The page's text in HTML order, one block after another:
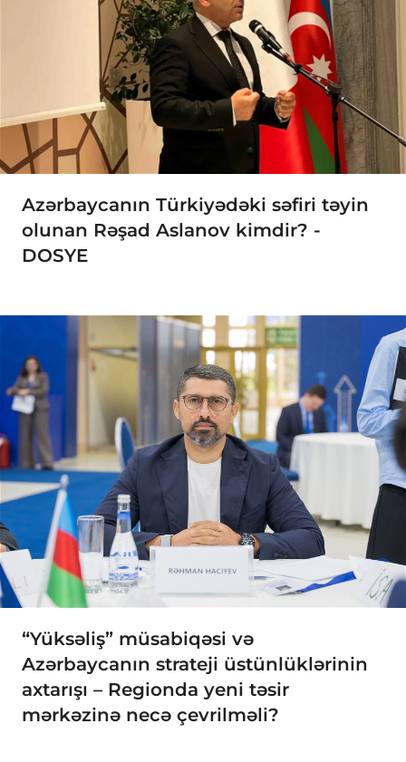
Azərbaycanın Türkiyədəki səfiri təyin
olunan Rəşad Aslanov kimdir? -
DOSYE
“Yüksəliş” müsabiqəsi və
Azərbaycanın strateji üstünlüklərinin
axtarışı – Regionda yeni təsir
mərkəzinə necə çevrilməli?